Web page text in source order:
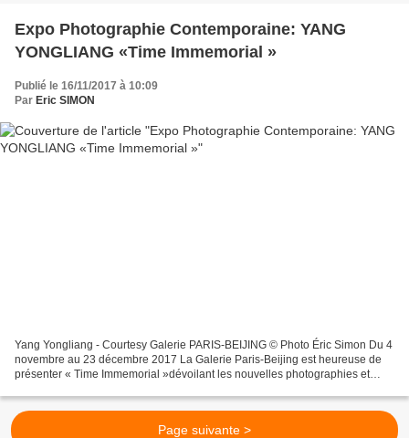
Expo Photographie Contemporaine: YANG
YONGLIANG «Time Immemorial »
Publié le 16/11/2017 à 10:09
Par Eric SIMON
Yang Yongliang - Courtesy Galerie PARIS-BEIJING © Photo Éric Simon Du 4
novembre au 23 décembre 2017 La Galerie Paris-Beijing est heureuse de
présenter « Time Immemorial »dévoilant les nouvelles photographies et
Page suivante >